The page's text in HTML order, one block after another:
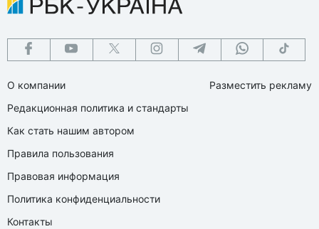
О компании
Редакционная политика и стандарты
Как стать нашим автором
Правила пользования
Правовая информация
Политика конфиденциальности
Контакты
Разместить рекламу